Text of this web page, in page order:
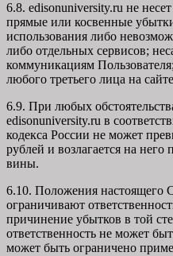
6.8. edisonuniversity.ru не
прямые или косвенные
использования либо
либо отдельных сервисов;
коммуникациям
любого третьего лица на
6.9. При любых
edisonuniversity.ru в
кодекса России не может
рублей и возлагается на
вины.
6.10. Положения настоящего
ограничивают
причинение убытков в той
ответственность не может
может быть ограничено